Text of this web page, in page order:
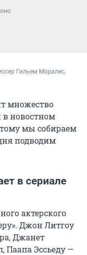
Гильем Моралес,
множество
в новостном
мы собираем
подводим
в сериале
актерского
Джон Литгоу
Джанет
Эссьеду —